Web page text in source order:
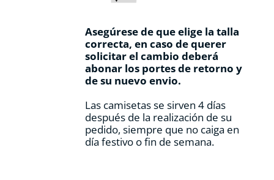
Asegúrese de que elige la talla
correcta, en caso de querer
solicitar el cambio deberá
abonar los portes de retorno y
de su nuevo envio.
Las camisetas se sirven 4 días
después de la realización de su
pedido, siempre que no caiga en
día festivo o fin de semana.